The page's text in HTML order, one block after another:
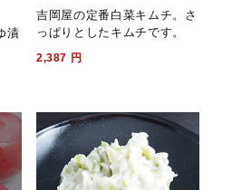
漬
吉岡屋の定番白菜キムチ。さ
っぱりとしたキムチです。
2,387 円